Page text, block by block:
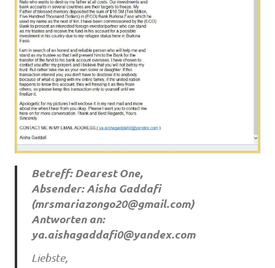
Betreff: Dearest One,
Absender: Aisha Gaddafi
(mrsmariazongo20@gmail.com)
Antworten an:
ya.aishagaddafi0@yandex.com
Liebste,